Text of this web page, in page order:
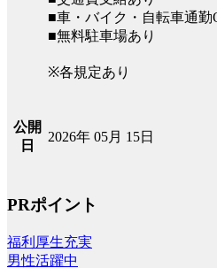
■車・バイク・自転車通勤
■無料駐車場あり
※各規定あり
公開
日
2026年 05月 15日
PRポイント
福利厚生充実
男性活躍中